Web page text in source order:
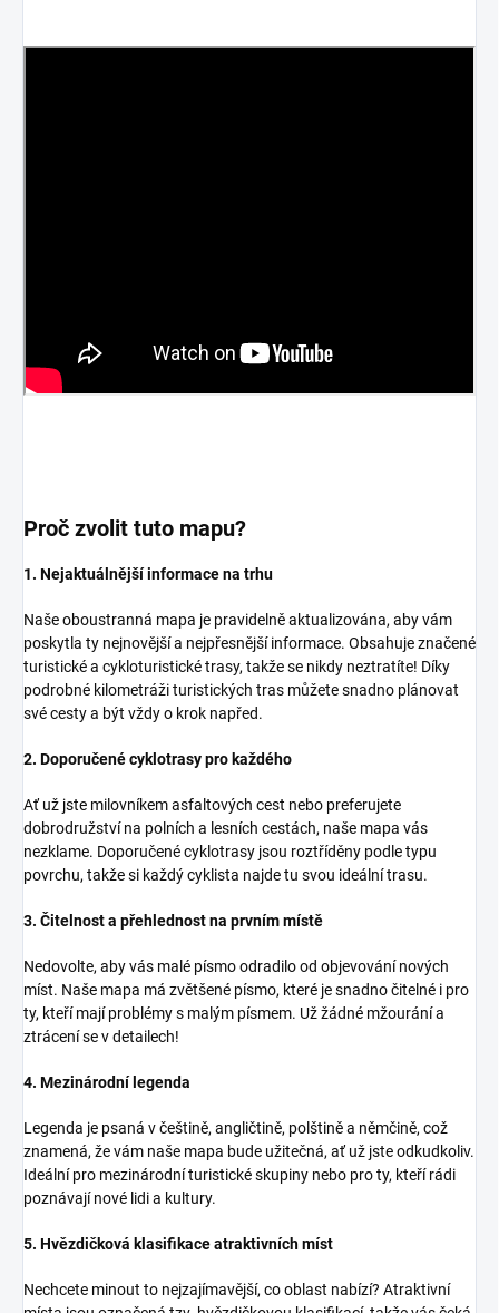
Proč zvolit tuto mapu?
1. Nejaktuálnější informace na trhu
Naše oboustranná mapa je pravidelně aktualizována, aby vám
poskytla ty nejnovější a nejpřesnější informace. Obsahuje značené
turistické a cykloturistické trasy, takže se nikdy neztratíte! Díky
podrobné kilometráži turistických tras můžete snadno plánovat
své cesty a být vždy o krok napřed.
2. Doporučené cyklotrasy pro každého
Ať už jste milovníkem asfaltových cest nebo preferujete
dobrodružství na polních a lesních cestách, naše mapa vás
nezklame. Doporučené cyklotrasy jsou roztříděny podle typu
povrchu, takže si každý cyklista najde tu svou ideální trasu.
3. Čitelnost a přehlednost na prvním místě
Nedovolte, aby vás malé písmo odradilo od objevování nových
míst. Naše mapa má zvětšené písmo, které je snadno čitelné i pro
ty, kteří mají problémy s malým písmem. Už žádné mžourání a
ztrácení se v detailech!
4. Mezinárodní legenda
Legenda je psaná v češtině, angličtině, polštině a němčině, což
znamená, že vám naše mapa bude užitečná, ať už jste odkudkoliv.
Ideální pro mezinárodní turistické skupiny nebo pro ty, kteří rádi
poznávají nové lidi a kultury.
5. Hvězdičková klasifikace atraktivních míst
Nechcete minout to nejzajímavější, co oblast nabízí? Atraktivní